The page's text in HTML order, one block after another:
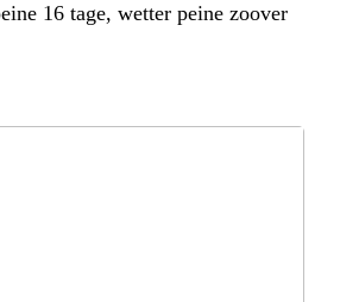
16 tage, wetter peine zoover